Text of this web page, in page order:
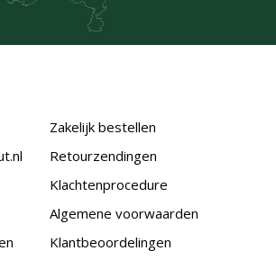
Zakelijk bestellen
Retourzendingen
Klachtenprocedure
Algemene voorwaarden
Klantbeoordelingen